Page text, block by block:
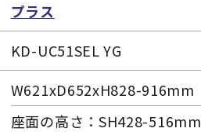
プラス
KD-UC51SEL YG
W621xD652xH828-916mm
座面の高さ：SH428-516mm